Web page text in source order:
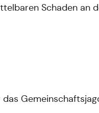
Schaden an